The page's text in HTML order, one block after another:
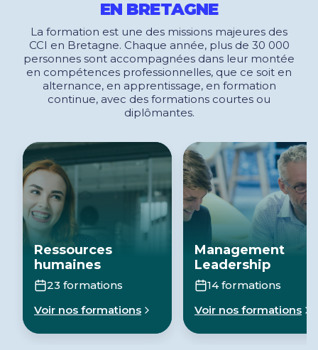
EN BRETAGNE
La formation est une des missions majeures des
CCI en Bretagne. Chaque année, plus de 30 000
personnes sont accompagnées dans leur montée
en compétences professionnelles, que ce soit en
alternance, en apprentissage, en formation
continue, avec des formations courtes ou
diplômantes.
Ressources
humaines
23 formations
Voir nos formations
Management
Leadership
14 formations
Voir nos formations